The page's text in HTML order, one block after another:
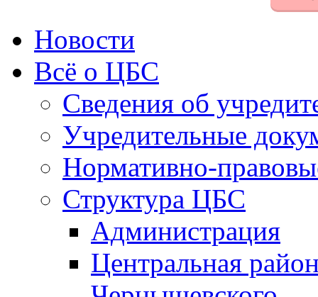
Новости
Всё о ЦБС
Сведения об
Учредительные
Нормативно-
Структура ЦБС
Администрация
Центральная